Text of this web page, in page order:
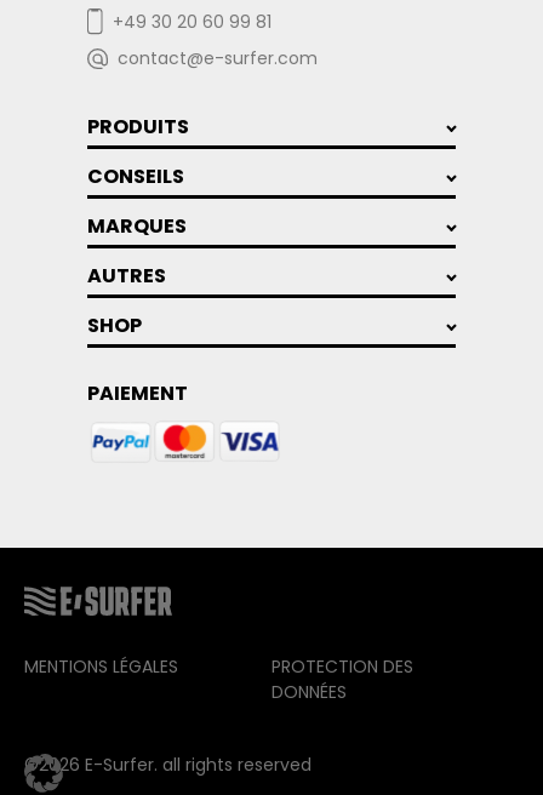
+49 30 20 60 99 81
contact@e-surfer.com
PRODUITS
CONSEILS
MARQUES
AUTRES
SHOP
PAIEMENT
MENTIONS LÉGALES
PROTECTION DES
DONNÉES
©2026 E-Surfer. all rights reserved